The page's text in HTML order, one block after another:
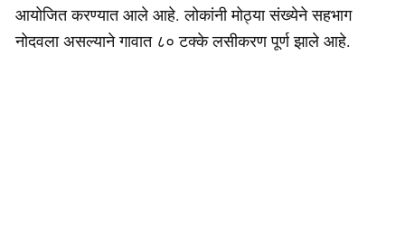
आयोजित करण्यात आले आहे. लोकांनी मोठ्या संख्येने सहभाग
नोदवला असल्याने गावात ८० टक्के लसीकरण पूर्ण झाले आहे.